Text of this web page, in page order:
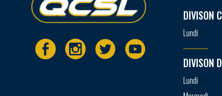
DIVISON C
Lundi
DIVISON D
Lundi